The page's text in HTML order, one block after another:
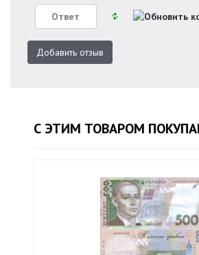
Добавить отзыв
С ЭТИМ ТОВАРОМ